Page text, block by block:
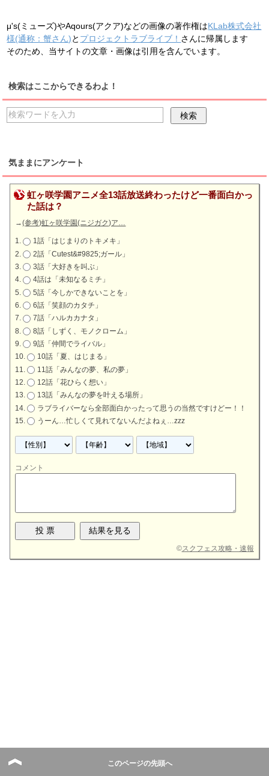
μ's(ミューズ)やAqours(アクア)などの画像の著作権はKLab株式会社
様(通称：蟹さん)と プロジェクトラブライブ！ さんに帰属します
そのため、当サイトの文章・画像は引用を含んでいます。
検索はここからできるわよ！
気ままにアンケート
虹ヶ咲学園アニメ全13話放送終わったけど一番面白かっ
た話は？
→(参考)虹ヶ咲学園(ニジガク)ア…
1話「はじまりのトキメキ」
2話「Cutest&#9825;ガール」
3話「大好きを叫ぶ」
4話は「未知なるミチ」
5話「今しかできないことを」
6話「笑顔のカタチ」
7話「ハルカカナタ」
8話「しずく、モノクローム」
9話「仲間でライバル」
10話「夏、はじまる」
11話「みんなの夢、私の夢」
12話「花ひらく想い」
13話「みんなの夢を叶える場所」
ラブライバーなら全部面白かったって思うの当然ですけどー！！
うーん…忙しくて見れてないんだよねぇ…zzz
コメント
©スクフェス攻略・速報
このページの先頭へ